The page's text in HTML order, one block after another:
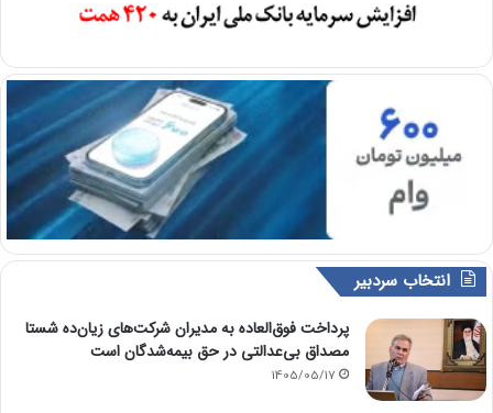
انتخاب سردبیر
پرداخت فوق‌العاده به مدیران شرکت‌های زیان‌ده شستا
مصداق بی‌عدالتی در حق بیمه‌شدگان است
1405/05/17